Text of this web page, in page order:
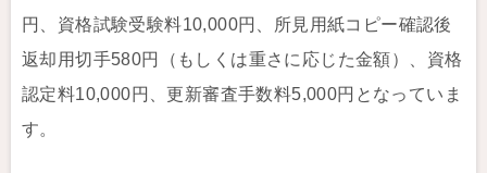
円、資格試験受験料10,000円、所見用紙コピー確認後
返却用切手580円（もしくは重さに応じた金額）、資格
認定料10,000円、更新審査手数料5,000円となっていま
す。